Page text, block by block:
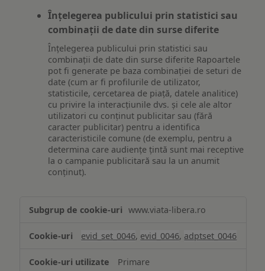
Înțelegerea publicului prin statistici sau
combinații de date din surse diferite
Înțelegerea publicului prin statistici sau
combinații de date din surse diferite Rapoartele
pot fi generate pe baza combinației de seturi de
date (cum ar fi profilurile de utilizator,
statisticile, cercetarea de piață, datele analitice)
cu privire la interacțiunile dvs. și cele ale altor
utilizatori cu conținut publicitar sau (fără
caracter publicitar) pentru a identifica
caracteristicile comune (de exemplu, pentru a
determina care audiențe țintă sunt mai receptive
la o campanie publicitară sau la un anumit
conținut).
www.viata-libera.ro
evid_set_0046, evid_0046, adptset_0046
Primare